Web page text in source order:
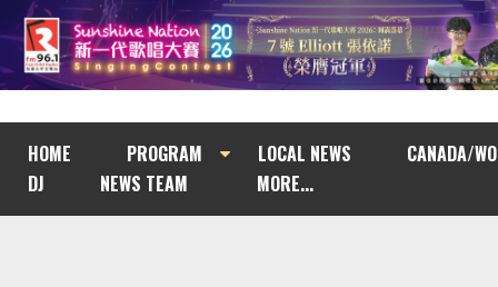
HOME PROGRAM LOCAL NEWS
CANADA/
DJ
NEWS TEAM MORE...